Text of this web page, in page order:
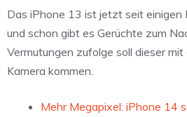
Das iPhone 13 ist jetzt seit
und schon gibt es Gerüchte zum
Vermutungen zufolge soll dieser
Kamera kommen.
Mehr Megapixel: iPhone 14